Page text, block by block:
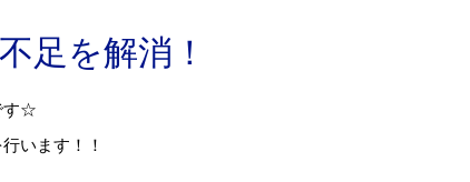
足を解消！
す☆
います！！